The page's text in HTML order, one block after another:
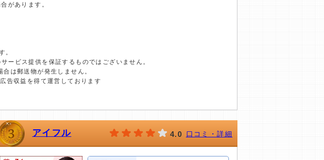
があります。
。
ービス提供を保証するものではございません。
は郵送物が発生しません。
告収益を得て運営しております
アイフル 4.0 口コミ・詳細